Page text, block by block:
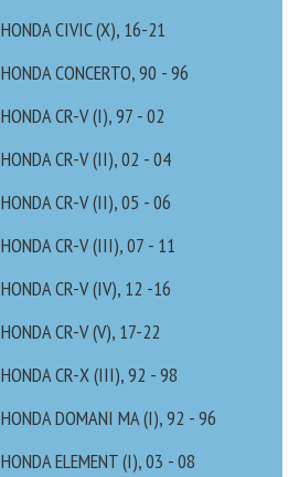
HONDA CIVIC (X), 16-21
HONDA CONCERTO, 90 - 96
HONDA CR-V (I), 97 - 02
HONDA CR-V (II), 02 - 04
HONDA CR-V (II), 05 - 06
HONDA CR-V (III), 07 - 11
HONDA CR-V (IV), 12 -16
HONDA CR-V (V), 17-22
HONDA CR-X (III), 92 - 98
HONDA DOMANI MA (I), 92 - 96
HONDA ELEMENT (I), 03 - 08